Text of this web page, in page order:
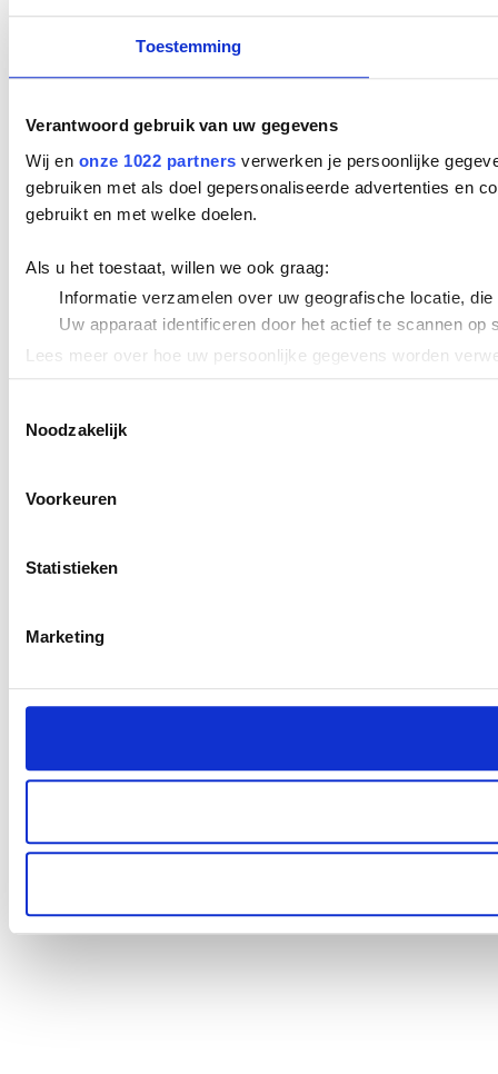
Toestemming
Verantwoord gebruik van uw gegevens
Wij en onze 1022 partners verwerken je persoonlijke
gebruiken met als doel gepersonaliseerde advertenties en
gebruikt en met welke doelen.
Als u het toestaat, willen we ook graag:
Informatie verzamelen over uw geografische locatie,
Uw apparaat identificeren door het actief te scannen op
Lees meer over hoe uw persoonlijke gegevens worden
We gebruiken cookies om content en advertenties te
verstrekt of die ze hebben verzameld op basis van uw
Noodzakelijk
Voorkeuren
Statistieken
Marketing